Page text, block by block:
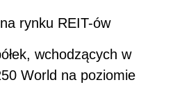
rynku REIT-ów
wchodzących w
World na poziomie